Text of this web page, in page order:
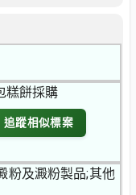
糕餅採購
追蹤相似標案
粉及澱粉製品;其他